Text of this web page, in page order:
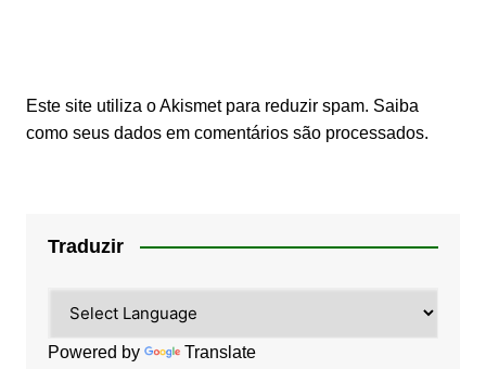
Este site utiliza o Akismet para reduzir spam. Saiba
como seus dados em comentários são processados.
Traduzir
Powered by Translate